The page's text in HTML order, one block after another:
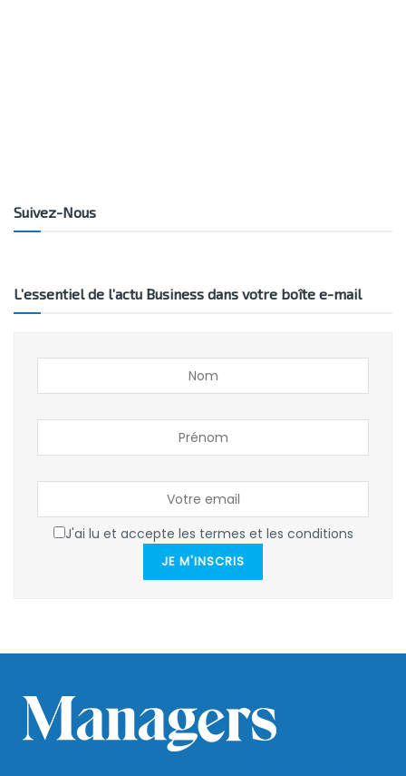
Suivez-Nous
L’essentiel de l’actu Business dans votre boîte e-mail
J'ai lu et accepte les termes et les conditions
JE M'INSCRIS